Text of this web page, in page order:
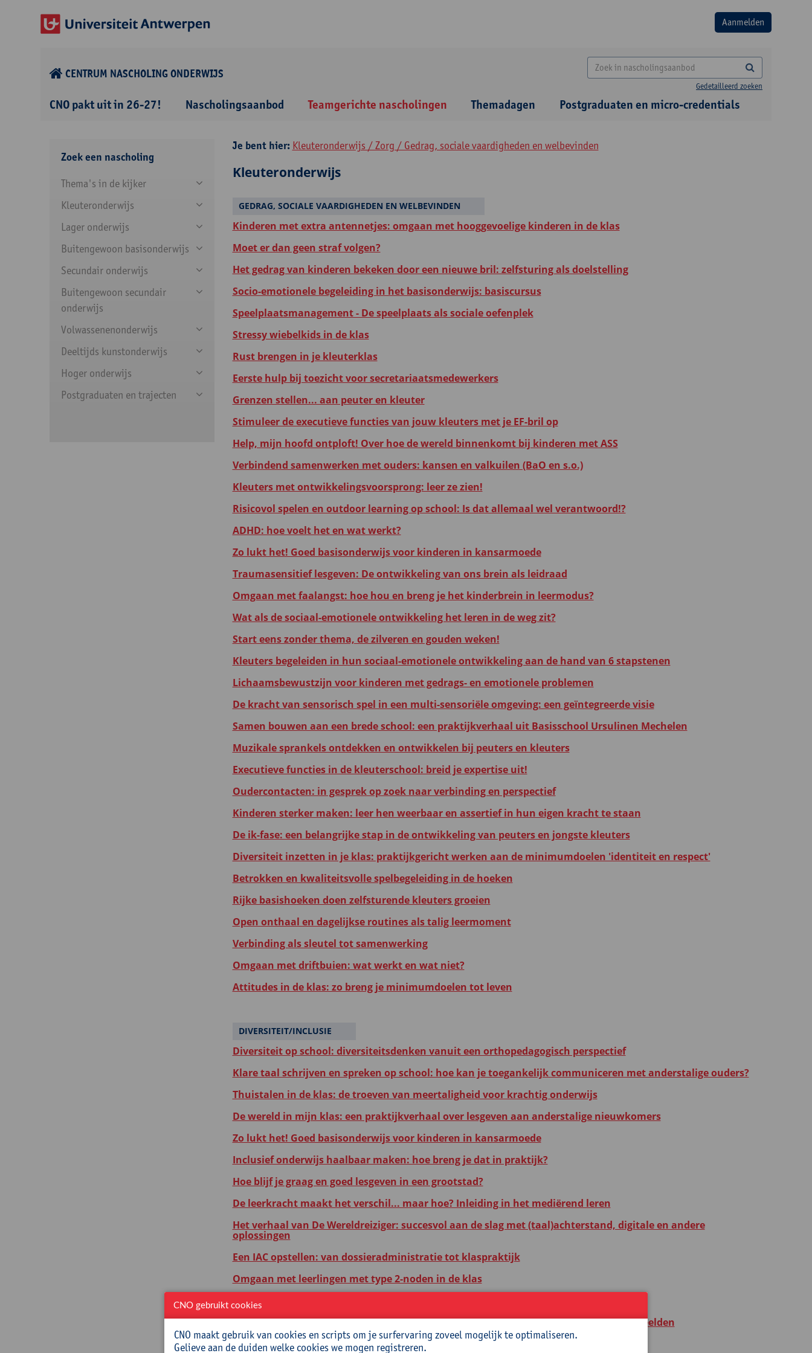
CENTRUM NASCHOLING ONDERWIJS
Gedetailleerd zoeken
CNO pakt uit in 26-27! Nascholingsaanbod Teamgerichte nascholingen Themadagen Postgraduaten en micro-credentials
Zoek een nascholing
Thema's in de kijker
Kleuteronderwijs
Lager onderwijs
Buitengewoon basisonderwijs
Secundair onderwijs
Buitengewoon secundair
onderwijs
Volwassenenonderwijs
Deeltijds kunstonderwijs
Hoger onderwijs
Postgraduaten en trajecten
Je bent hier: Kleuteronderwijs / Zorg / Gedrag, sociale vaardigheden en welbevinden
Kleuteronderwijs
GEDRAG, SOCIALE VAARDIGHEDEN EN WELBEVINDEN
Kinderen met extra antennetjes: omgaan met hooggevoelige kinderen in de klas
Moet er dan geen straf volgen?
Het gedrag van kinderen bekeken door een nieuwe bril: zelfsturing als doelstelling
Socio-emotionele begeleiding in het basisonderwijs: basiscursus
Speelplaatsmanagement - De speelplaats als sociale oefenplek
Stressy wiebelkids in de klas
Rust brengen in je kleuterklas
Eerste hulp bij toezicht voor secretariaatsmedewerkers
Grenzen stellen... aan peuter en kleuter
Stimuleer de executieve functies van jouw kleuters met je EF-bril op
Help, mijn hoofd ontploft! Over hoe de wereld binnenkomt bij kinderen met ASS
Verbindend samenwerken met ouders: kansen en valkuilen (BaO en s.o.)
Kleuters met ontwikkelingsvoorsprong: leer ze zien!
Risicovol spelen en outdoor learning op school: Is dat allemaal wel verantwoord!?
ADHD: hoe voelt het en wat werkt?
Zo lukt het! Goed basisonderwijs voor kinderen in kansarmoede
Traumasensitief lesgeven: De ontwikkeling van ons brein als leidraad
Omgaan met faalangst: hoe hou en breng je het kinderbrein in leermodus?
Wat als de sociaal-emotionele ontwikkeling het leren in de weg zit?
Start eens zonder thema, de zilveren en gouden weken!
Kleuters begeleiden in hun sociaal-emotionele ontwikkeling aan de hand van 6 stapstenen
Lichaamsbewustzijn voor kinderen met gedrags- en emotionele problemen
De kracht van sensorisch spel in een multi-sensoriële omgeving: een geïntegreerde visie
Samen bouwen aan een brede school: een praktijkverhaal uit Basisschool Ursulinen Mechelen
Muzikale sprankels ontdekken en ontwikkelen bij peuters en kleuters
Executieve functies in de kleuterschool: breid je expertise uit!
Oudercontacten: in gesprek op zoek naar verbinding en perspectief
Kinderen sterker maken: leer hen weerbaar en assertief in hun eigen kracht te staan
De ik-fase: een belangrijke stap in de ontwikkeling van peuters en jongste kleuters
Diversiteit inzetten in je klas: praktijkgericht werken aan de minimumdoelen 'identiteit en respect'
Betrokken en kwaliteitsvolle spelbegeleiding in de hoeken
Rijke basishoeken doen zelfsturende kleuters groeien
Open onthaal en dagelijkse routines als talig leermoment
Verbinding als sleutel tot samenwerking
Omgaan met driftbuien: wat werkt en wat niet?
Attitudes in de klas: zo breng je minimumdoelen tot leven
DIVERSITEIT/INCLUSIE
Diversiteit op school: diversiteitsdenken vanuit een orthopedagogisch perspectief
Klare taal schrijven en spreken op school: hoe kan je toegankelijk communiceren met anderstalige ouders?
Thuistalen in de klas: de troeven van meertaligheid voor krachtig onderwijs
De wereld in mijn klas: een praktijkverhaal over lesgeven aan anderstalige nieuwkomers
Zo lukt het! Goed basisonderwijs voor kinderen in kansarmoede
Inclusief onderwijs haalbaar maken: hoe breng je dat in praktijk?
Hoe blijf je graag en goed lesgeven in een grootstad?
De leerkracht maakt het verschil... maar hoe? Inleiding in het mediërend leren
Het verhaal van De Wereldreiziger: succesvol aan de slag met (taal)achterstand, digitale en andere
oplossingen
Een IAC opstellen: van dossieradministratie tot klaspraktijk
Omgaan met leerlingen met type 2-noden in de klas
Samen met alle ouders werken aan leesbevordering: voorwaarden op schoolniveau
Samen met alle ouders werken aan leesbevordering: materialentips en praktijkvoorbeelden
Bouwen aan een krachtige taalleeromgeving voor de jongste kleuters
CNO gebruikt cookies
CNO maakt gebruik van cookies en scripts om je surfervaring zoveel mogelijk te optimaliseren.
Gelieve aan de duiden welke cookies we mogen registreren.